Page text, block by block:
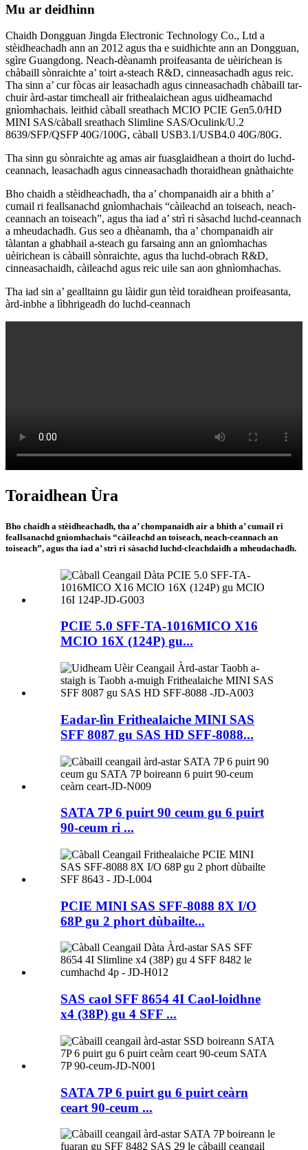
Mu ar deidhinn
Chaidh Dongguan Jingda Electronic Technology Co., Ltd a
stèidheachadh ann an 2012 agus tha e suidhichte ann an Dongguan,
sgìre Guangdong. Neach-dèanamh proifeasanta de uèirichean is
chàbaill sònraichte a’ toirt a-steach R&D, cinneasachadh agus reic.
Tha sinn a’ cur fòcas air leasachadh agus cinneasachadh chàbaill tar-
chuir àrd-astar timcheall air frithealaichean agus uidheamachd
gnìomhachais. leithid càball sreathach MCIO PCIE Gen5.0/HD
MINI SAS/càball sreathach Slimline SAS/Oculink/U.2
8639/SFP/QSFP 40G/100G, càball USB3.1/USB4.0 40G/80G.
Tha sinn gu sònraichte ag amas air fuasglaidhean a thoirt do luchd-
ceannach, leasachadh agus cinneasachadh thoraidhean gnàthaichte
Bho chaidh a stèidheachadh, tha a’ chompanaidh air a bhith a’
cumail ri feallsanachd gnìomhachais “càileachd an toiseach, neach-
ceannach an toiseach”, agus tha iad a’ strì ri sàsachd luchd-ceannach
a mheudachadh. Gus seo a dhèanamh, tha a’ chompanaidh air
tàlantan a ghabhail a-steach gu farsaing ann an gnìomhachas
uèirichean is càbaill sònraichte, agus tha luchd-obrach R&D,
cinneasachaidh, càileachd agus reic uile san aon ghnìomhachas.
Tha iad sin a’ gealltainn gu làidir gun tèid toraidhean proifeasanta,
àrd-inbhe a lìbhrigeadh do luchd-ceannach
Toraidhean Ùra
Bho chaidh a stèidheachadh, tha a’ chompanaidh air a bhith a’ cumail ri
feallsanachd gnìomhachais “càileachd an toiseach, neach-ceannach an
toiseach”, agus tha iad a’ strì ri sàsachd luchd-cleachdaidh a mheudachadh.
PCIE 5.0 SFF-TA-1016MICO X16
MCIO 16X (124P) gu...
Eadar-lìn Frithealaiche MINI SAS
SFF 8087 gu SAS HD SFF-8088...
SATA 7P 6 puirt 90 ceum gu 6 puirt
90-ceum ri ...
PCIE MINI SAS SFF-8088 8X I/O
68P gu 2 phort dùbailte...
SAS caol SFF 8654 4I Caol-loidhne
x4 (38P) gu 4 SFF ...
SATA 7P 6 puirt gu 6 puirt ceàrn
ceart 90-ceum ...